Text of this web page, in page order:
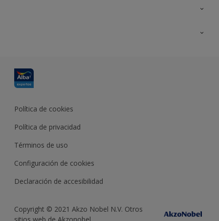
Política de cookies
Política de privacidad
Términos de uso
Configuración de cookies
Declaración de accesibilidad
Copyright © 2021 Akzo Nobel N.V. Otros
sitios web de Akzonobel